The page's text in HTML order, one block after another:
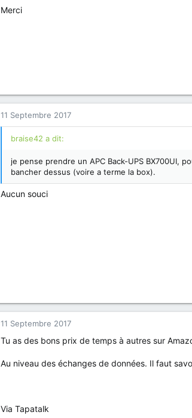
Merci
11 Septembre 2017
braise42 a dit:
je pense prendre un APC Back-UPS BX700UI,
bancher dessus (voire a terme la box).
Aucun souci
11 Septembre 2017
Tu as des bons prix de temps à autres sur
Au niveau des échanges de données. Il faut
Via Tapatalk